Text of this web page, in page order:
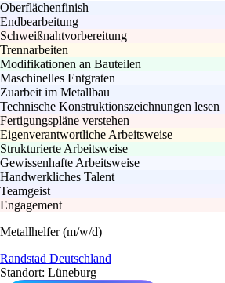
Oberflächenfinish
Endbearbeitung
Schweißnahtvorbereitung
Trennarbeiten
Modifikationen an Bauteilen
Maschinelles Entgraten
Zuarbeit im Metallbau
Technische Konstruktionszeichnungen lesen
Fertigungspläne verstehen
Eigenverantwortliche Arbeitsweise
Strukturierte Arbeitsweise
Gewissenhafte Arbeitsweise
Handwerkliches Talent
Teamgeist
Engagement
Metallhelfer (m/w/d)
Randstad Deutschland
Standort: Lüneburg